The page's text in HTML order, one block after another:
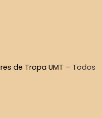
de Tropa UMT – Todos